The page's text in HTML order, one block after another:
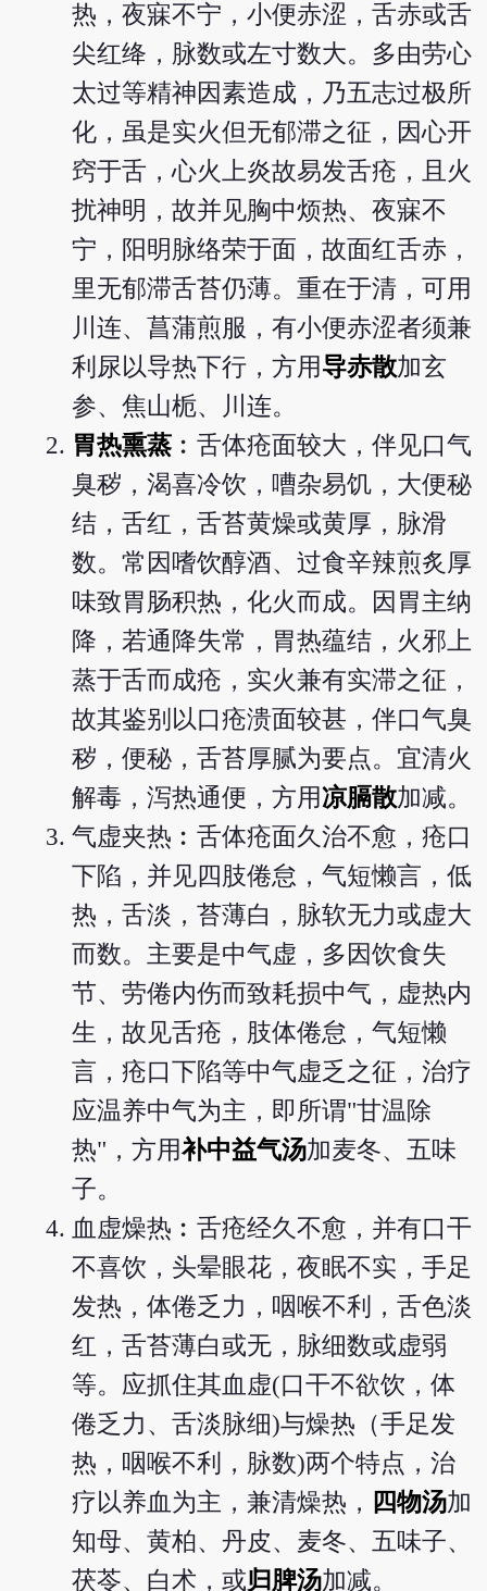
热，夜寐不宁，小便赤涩，舌赤或舌
尖红绛，脉数或左寸数大。多由劳心
太过等精神因素造成，乃五志过极所
化，虽是实火但无郁滞之征，因心开
窍于舌，心火上炎故易发舌疮，且火
扰神明，故并见胸中烦热、夜寐不
宁，阳明脉络荣于面，故面红舌赤，
里无郁滞舌苔仍薄。重在于清，可用
川连、菖蒲煎服，有小便赤涩者须兼
利尿以导热下行，方用 导赤散加玄
参、焦山栀、川连。
胃热熏蒸 ︰舌体疮面较大，伴见口气
臭秽，渴喜冷饮，嘈杂易饥，大便秘
结，舌红，舌苔黄燥或黄厚，脉滑
数。常因嗜饮醇酒、过食辛辣煎炙厚
味致胃肠积热，化火而成。因胃主纳
降，若通降失常，胃热蕴结，火邪上
蒸于舌而成疮，实火兼有实滞之征，
故其鉴别以口疮溃面较甚，伴口气臭
秽，便秘，舌苔厚腻为要点。宜清火
解毒，泻热通便，方用 凉膈散加减。
气虚夹热︰舌体疮面久治不愈，疮口
下陷，并见四肢倦怠，气短懒言，低
热，舌淡，苔薄白，脉软无力或虚大
而数。主要是中气虚，多因饮食失
节、劳倦内伤而致耗损中气，虚热内
生，故见舌疮，肢体倦怠，气短懒
言，疮口下陷等中气虚乏之征，治疗
应温养中气为主，即所谓"甘温除
热"，方用补中益气汤加麦冬、五味
子。
血虚燥热︰舌疮经久不愈，并有口干
不喜饮，头晕眼花，夜眠不实，手足
发热，体倦乏力，咽喉不利，舌色淡
红，舌苔薄白或无，脉细数或虚弱
等。应抓住其血虚(口干不欲饮，体
倦乏力、舌淡脉细)与燥热（手足发
热，咽喉不利，脉数)两个特点，治
疗以养血为主，兼清燥热， 四物汤加
知母、黄柏、丹皮、麦冬、五味子、
茯苓、白术，或归脾汤加减。